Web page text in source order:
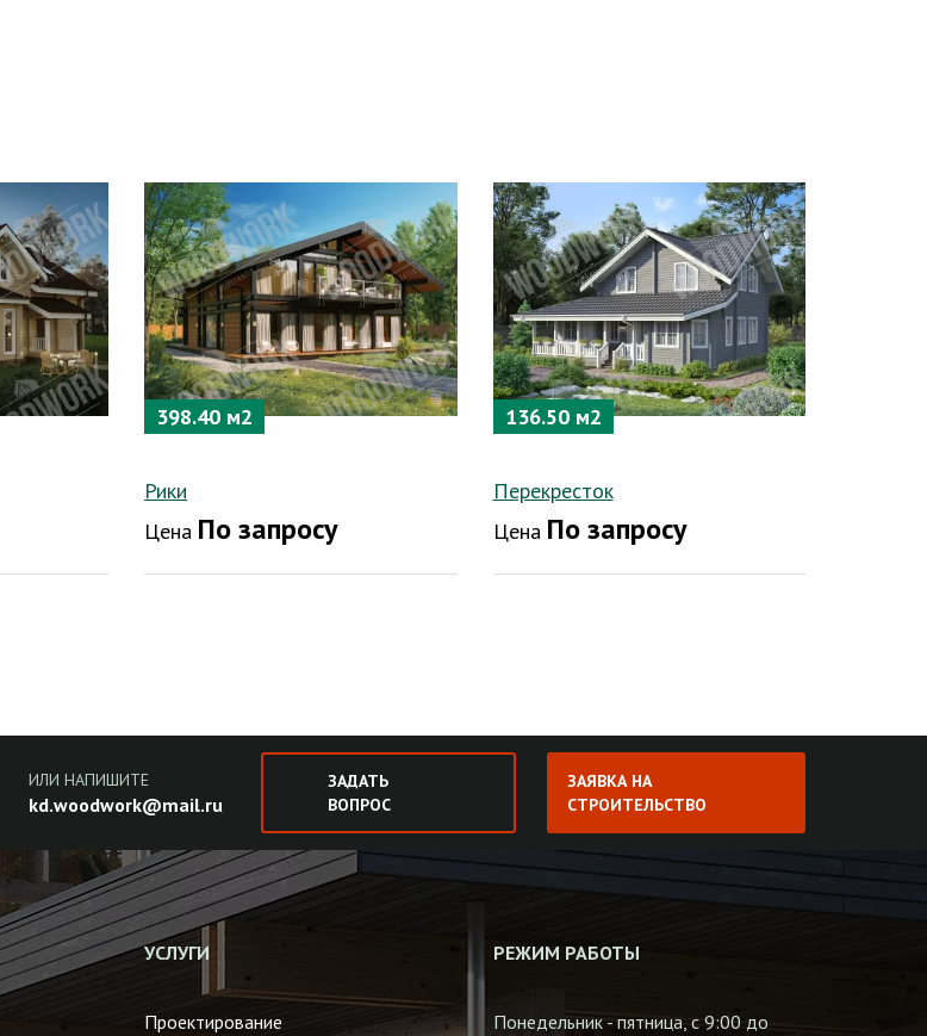
398.40 м2
Рики
Цена По запросу
136.50 м2
Перекресток
Цена По запросу
ИЛИ НАПИШИТЕ
kd.woodwork@mail.ru
ЗАДАТЬ
ВОПРОС
ЗАЯВКА НА
СТРОИТЕЛЬСТВО
УСЛУГИ
Проектирование
РЕЖИМ РАБОТЫ
Понедельник - пятница, с 9:00 до